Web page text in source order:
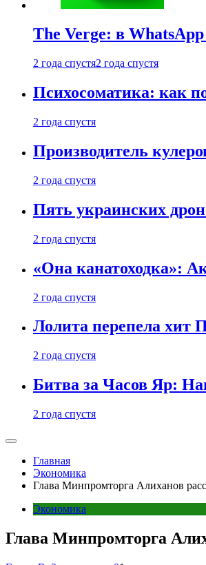
The Verge: в
2 года спустя2 года спустя
Психосоматика: как
2 года спустя
Производитель
2 года спустя
Пять украинских
2 года спустя
«Она канатоходка»:
2 года спустя
Лолита перепела хит
2 года спустя
Битва за Часов Яр:
2 года спустя
Главная
Экономика
Глава Минпромторга Алиханов
Экономика
Глава Минпромторга